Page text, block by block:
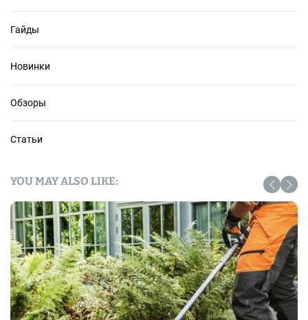
Гайды
Новинки
Обзоры
Статьи
YOU MAY ALSO LIKE: